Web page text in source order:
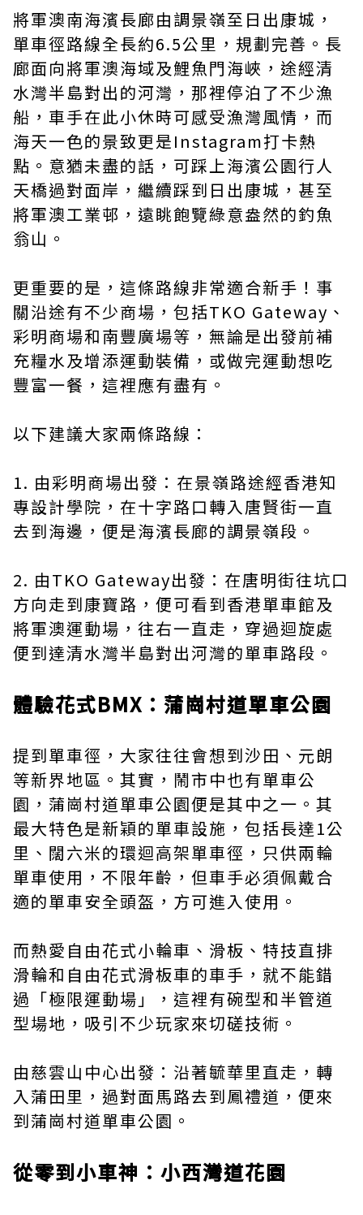
將軍澳南海濱長廊由調景嶺至日出康城，
單車徑路線全長約6.5公里，規劃完善。長
廊面向將軍澳海域及鯉魚門海峽，途經清
水灣半島對出的河灣，那裡停泊了不少漁
船，車手在此小休時可感受漁灣風情，而
海天一色的景致更是Instagram打卡熱
點。意猶未盡的話，可踩上海濱公園行人
天橋過對面岸，繼續踩到日出康城，甚至
將軍澳工業邨，遠眺飽覽綠意盎然的釣魚
翁山。
更重要的是，這條路線非常適合新手！事
關沿途有不少商場，包括TKO Gateway、
彩明商場和南豐廣場等，無論是出發前補
充糧水及增添運動裝備，或做完運動想吃
豐富一餐，這裡應有盡有。
以下建議大家兩條路線：
1. 由彩明商場出發：在景嶺路途經香港知
專設計學院，在十字路口轉入唐賢街一直
去到海邊，便是海濱長廊的調景嶺段。
2. 由TKO Gateway出發：在唐明街往坑口
方向走到康寶路，便可看到香港單車館及
將軍澳運動場，往右一直走，穿過迴旋處
便到達清水灣半島對出河灣的單車路段。
體驗花式BMX：蒲崗村道單車公園
提到單車徑，大家往往會想到沙田、元朗
等新界地區。其實，鬧市中也有單車公
園，蒲崗村道單車公園便是其中之一。其
最大特色是新穎的單車設施，包括長達1公
里、闊六米的環迴高架單車徑，只供兩輪
單車使用，不限年齡，但車手必須佩戴合
適的單車安全頭盔，方可進入使用。
而熱愛自由花式小輪車、滑板、特技直排
滑輪和自由花式滑板車的車手，就不能錯
過「極限運動場」，這裡有碗型和半管道
型場地，吸引不少玩家來切磋技術。
由慈雲山中心出發：沿著毓華里直走，轉
入蒲田里，過對面馬路去到鳳禮道，便來
到蒲崗村道單車公園。
從零到小車神：小西灣道花園